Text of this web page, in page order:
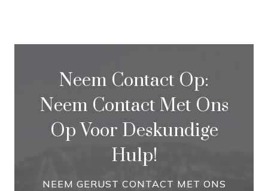
Neem Contact Op:
Neem Contact Met Ons
Op Voor Deskundige
Hulp!
NEEM GERUST CONTACT MET ONS